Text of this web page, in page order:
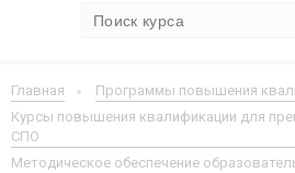
Главная
Программы повышения
Курсы повышения квалификации для
СПО
Методическое обеспечение